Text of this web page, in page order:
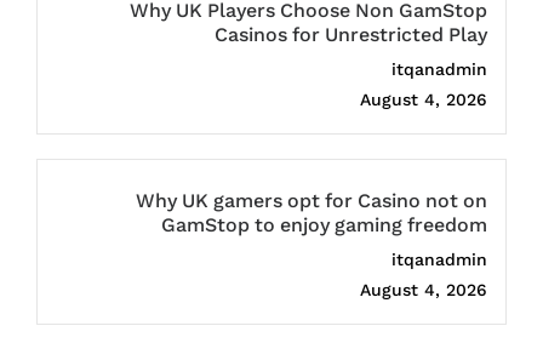
Why UK Players Choose Non GamStop
Casinos for Unrestricted Play
itqanadmin
August 4, 2026
Why UK gamers opt for Casino not on
GamStop to enjoy gaming freedom
itqanadmin
August 4, 2026